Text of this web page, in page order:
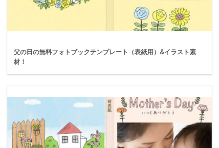
父の日の無料フォトブックテンプレート（表紙用）&イラスト素
材！